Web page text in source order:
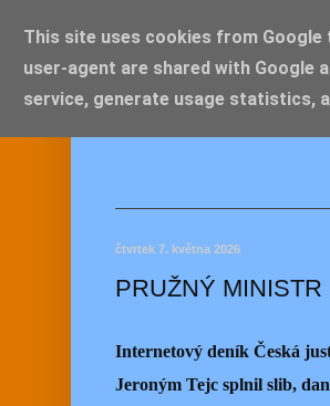
čtvrtek 7. května 2026
PRUŽNÝ MINISTR
Internetový deník Česká
Jeroným Tejc splnil slib,
This site uses cookies from Google
user-agent are shared with Google
service, generate usage statistics,